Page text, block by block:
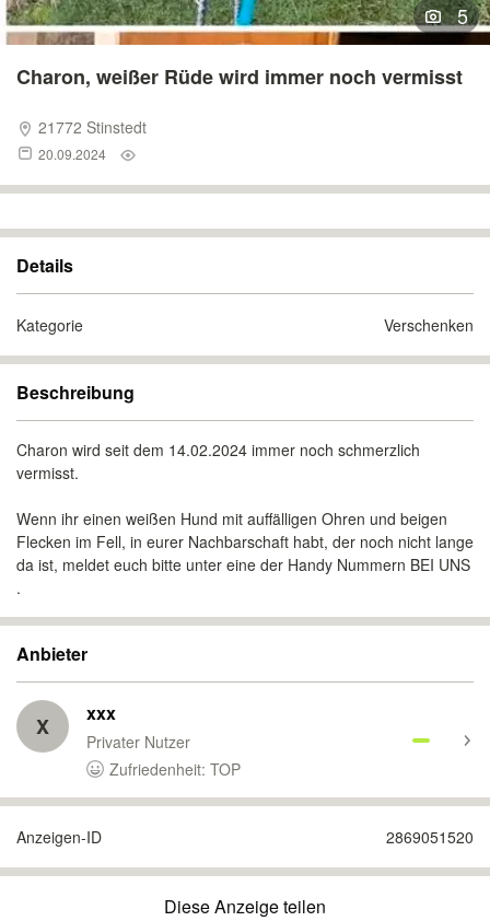
5
Charon, weißer Rüde wird immer noch vermisst
21772 Stinstedt
20.09.2024
Details
Kategorie Verschenken
Beschreibung
Charon wird seit dem 14.02.2024 immer noch schmerzlich
vermisst.
Wenn ihr einen weißen Hund mit auffälligen Ohren und beigen
Flecken im Fell, in eurer Nachbarschaft habt, der noch nicht lange
da ist, meldet euch bitte unter eine der Handy Nummern BEI UNS
.
Anbieter
X xxx
Privater Nutzer
Zufriedenheit: TOP
Anzeigen-ID 2869051520
Diese Anzeige teilen